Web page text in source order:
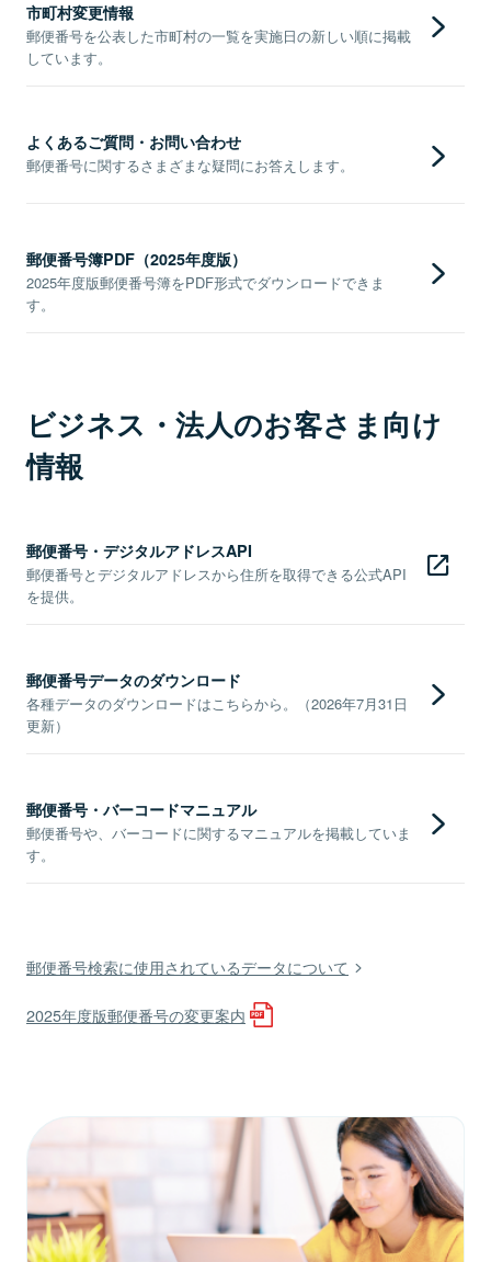
市町村変更情報
郵便番号を公表した市町村の一覧を実施日の新しい順に掲載
しています。
よくあるご質問・お問い合わせ
郵便番号に関するさまざまな疑問にお答えします。
郵便番号簿PDF（2025年度版）
2025年度版郵便番号簿をPDF形式でダウンロードできま
す。
ビジネス・法人のお客さま向け
情報
郵便番号・デジタルアドレスAPI
郵便番号とデジタルアドレスから住所を取得できる公式API
を提供。
郵便番号データのダウンロード
各種データのダウンロードはこちらから。（2026年7月31日
更新）
郵便番号・バーコードマニュアル
郵便番号や、バーコードに関するマニュアルを掲載していま
す。
郵便番号検索に使用されているデータについて
2025年度版郵便番号の変更案内